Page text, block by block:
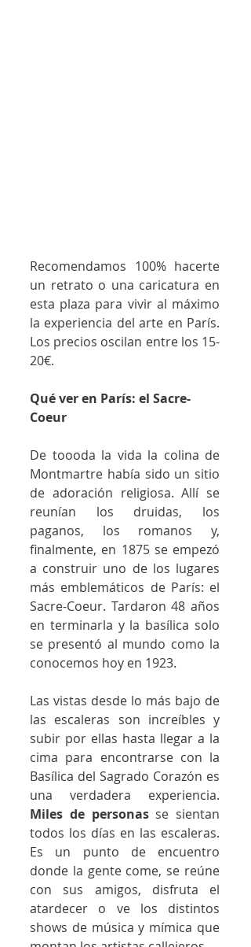
Recomendamos 100% hacerte
un retrato o una caricatura en
esta plaza para vivir al máximo
la experiencia del arte en París.
Los precios oscilan entre los 15-
20€.
Qué ver en París: el Sacre-
Coeur
De toooda la vida la colina de
Montmartre había sido un sitio
de adoración religiosa. Allí se
reunían los druidas, los
paganos, los romanos y,
finalmente, en 1875 se empezó
a construir uno de los lugares
más emblemáticos de París: el
Sacre-Coeur. Tardaron 48 años
en terminarla y la basílica solo
se presentó al mundo como la
conocemos hoy en 1923.
Las vistas desde lo más bajo de
las escaleras son increíbles y
subir por ellas hasta llegar a la
cima para encontrarse con la
Basílica del Sagrado Corazón es
Miles de personas se sientan
todos los días en las escaleras.
Es un punto de encuentro
donde la gente come, se reúne
con sus amigos, disfruta el
atardecer o ve los distintos
shows de música y mímica que